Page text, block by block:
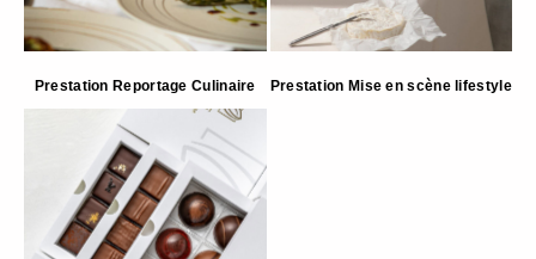
Prestation Reportage Culinaire Prestation Mise en scène lifestyle